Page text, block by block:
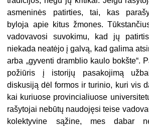
asmeninės patirties, tai, kas
byloja apie kitus žmones.
vadovavosi suvokimu, kad jų
niekada neatėjo į galvą, kad galima
arba „gyventi dramblio kaulo bokšte“.
požiūris į istorijų pasakojimą
diskusiją dėl formos ir turinio, kuri vis
kai kuriuose provincialiuose
rašytojai nebūtų naudojęsi teise
kolektyvine sąžine, mes dabar